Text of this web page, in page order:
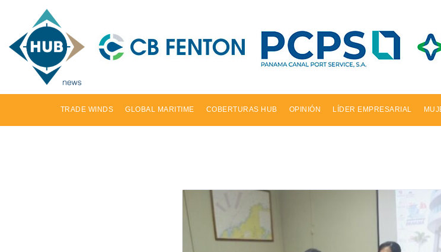
TRADE WINDS GLOBAL MARITIME COBERTURAS HUB OPINIÓN LÍDER EMPRESARIAL